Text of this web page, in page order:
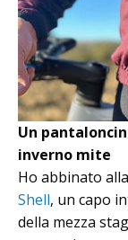
Un
inverno mite
Ho abbinato
Shell, un capo
della mezza